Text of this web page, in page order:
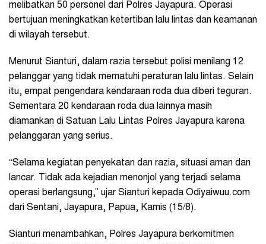
melibatkan 50 personel dari Polres Jayapura. Operasi
bertujuan meningkatkan ketertiban lalu lintas dan keamanan
di wilayah tersebut.
Menurut Sianturi, dalam razia tersebut polisi menilang 12
pelanggar yang tidak mematuhi peraturan lalu lintas. Selain
itu, empat pengendara kendaraan roda dua diberi teguran.
Sementara 20 kendaraan roda dua lainnya masih
diamankan di Satuan Lalu Lintas Polres Jayapura karena
pelanggaran yang serius.
“Selama kegiatan penyekatan dan razia, situasi aman dan
lancar. Tidak ada kejadian menonjol yang terjadi selama
operasi berlangsung,” ujar Sianturi kepada Odiyaiwuu.com
dari Sentani, Jayapura, Papua, Kamis (15/8).
Sianturi menambahkan, Polres Jayapura berkomitmen